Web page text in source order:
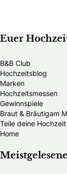
Euer
B&B Club
Hochzeitsblog
Marken
Hochzeitsmessen
Gewinnspiele
Braut & Bräutigam
Teile deine
Home